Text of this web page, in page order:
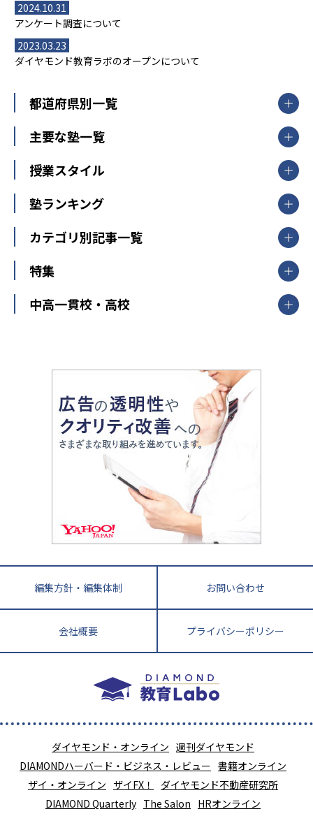
2024.10.31
アンケート調査について
2023.03.23
ダイヤモンド教育ラボのオープンについて
都道府県別一覧
北海道・東北
山形県
福島県
関東
東京都
神奈川県
茨城県
栃木県
群馬県
新潟県
中部
愛知県
静岡県
長野県
大阪府
兵庫県 京都府 奈良県
和歌山県
鳥取県
島根県 岡山県 広島県
香川県
高知県
長崎県 熊本県
鹿児島県 沖縄県
主要な塾一覧
【掲載塾一覧を見る】
東京個別指導学院
明光義塾
個別教室のトライ
武田塾
授業スタイル
個別指導
オンライン指導
塾ランキング
中学受験ランキング
カテゴリ別記事一覧
中学受験
大学受験
教育全般
大学受験塾の選び方
中学受験に熱心な市区町村ランキング
小学校受験
家庭教師
特集
開成番長直伝！子どもの受験を成功させる方法
運動と遊びを考える
情報Ⅰ、数学が苦手な人注目！最短距離の学力
アップ法
悩み多き「大学受験」相談室
英語・英会話・英検対策
小学校教師が解説！中学受験のリアル
教育ジャーナリストが徹底解説！ 大学受験の羅
中高一貫校・高校
大学入試改革
ママテクエグザム
進化する中高一貫校・高校
編集方針・編集体制 お問い合わせ
会社概要 プライバシーポリシー
ダイヤモンド・オンライン 週刊ダイヤモンド
DIAMONDハーバード・ビジネス・レビュー 書籍オンライン
ザイ・オンライン ザイFX！
ダイヤモンド不動産研究所
DIAMOND Quarterly The Salon HRオンライン